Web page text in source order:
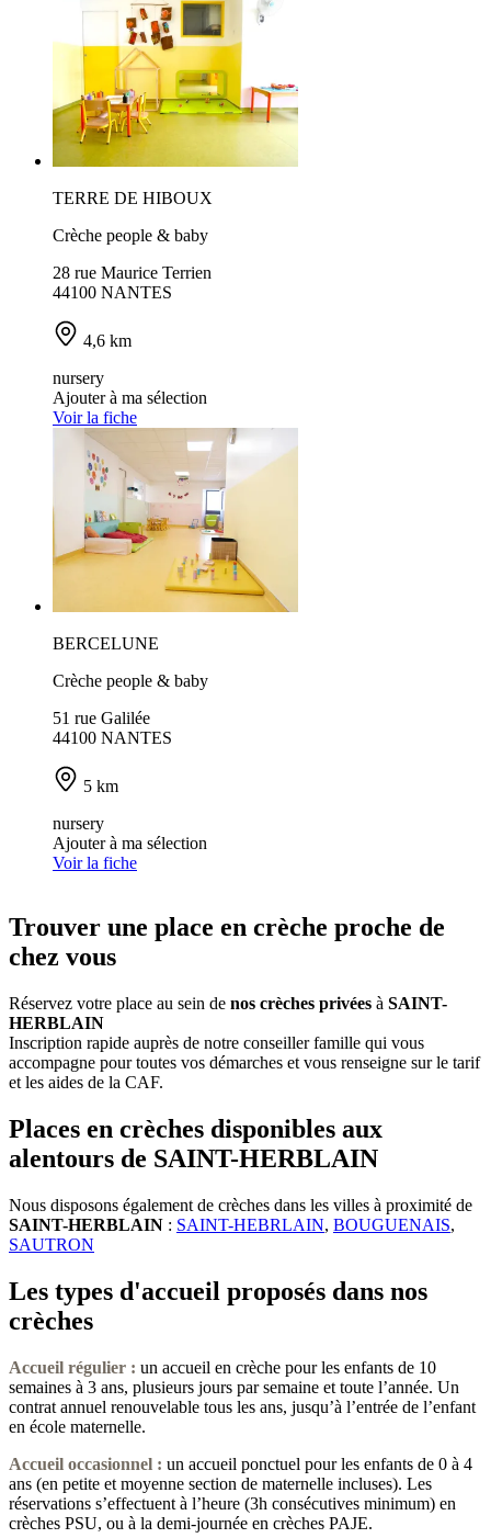
TERRE DE HIBOUX
Crèche people & baby
28 rue Maurice Terrien
44100 NANTES
4,6 km
nursery
Ajouter à ma sélection
Voir la fiche
BERCELUNE
Crèche people & baby
51 rue Galilée
44100 NANTES
5 km
nursery
Ajouter à ma sélection
Voir la fiche
Trouver une place en crèche proche de
chez vous
Réservez votre place au sein de nos crèches privées à SAINT-
HERBLAIN
Inscription rapide auprès de notre conseiller famille qui vous
accompagne pour toutes vos démarches et vous renseigne sur le tarif
et les aides de la CAF.
Places en crèches disponibles aux
alentours de SAINT-HERBLAIN
Nous disposons également de crèches dans les villes à proximité de
SAINT-HERBLAIN : SAINT-HEBRLAIN, BOUGUENAIS,
SAUTRON
Les types d'accueil proposés dans nos
crèches
Accueil régulier : un accueil en crèche pour les enfants de 10
semaines à 3 ans, plusieurs jours par semaine et toute l’année. Un
contrat annuel renouvelable tous les ans, jusqu’à l’entrée de l’enfant
en école maternelle.
Accueil occasionnel : un accueil ponctuel pour les enfants de 0 à 4
ans (en petite et moyenne section de maternelle incluses). Les
réservations s’effectuent à l’heure (3h consécutives minimum) en
crèches PSU, ou à la demi-journée en crèches PAJE.